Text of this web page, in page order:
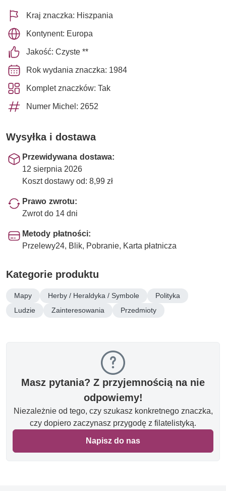
Kraj znaczka: Hiszpania
Kontynent: Europa
Jakość: Czyste **
Rok wydania znaczka: 1984
Komplet znaczków: Tak
Numer Michel: 2652
Wysyłka i dostawa
Przewidywana dostawa:
12 sierpnia 2026
Koszt dostawy od: 8,99 zł
Prawo zwrotu:
Zwrot do 14 dni
Metody płatności:
Przelewy24, Blik, Pobranie, Karta płatnicza
Kategorie produktu
Mapy Herby / Heraldyka / Symbole
Polityka
Ludzie
Zainteresowania Przedmioty
Masz pytania? Z przyjemnością na nie
odpowiemy!
Niezależnie od tego, czy szukasz konkretnego znaczka,
czy dopiero zaczynasz przygodę z filatelistyką.
Napisz do nas